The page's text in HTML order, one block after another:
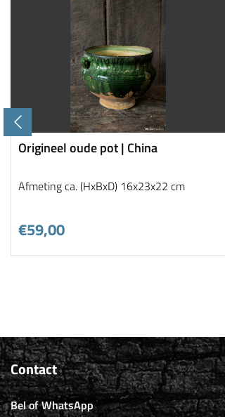
Origineel oude pot | China
Afmeting ca. (HxBxD) 16x23x22 cm
€59,00
Contact
Bel of WhatsApp